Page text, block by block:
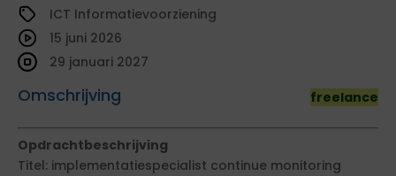
ICT Informatievoorziening
Omschrijving freelance
15 juni 2026
29 januari 2027
Opdrachtbeschrijving
Titel: implementatiespecialist continue monitoring